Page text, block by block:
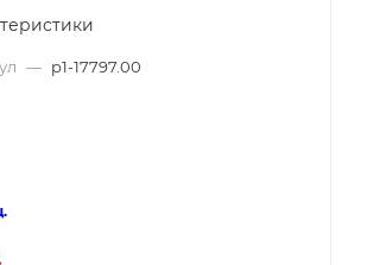
— p1-17797.00